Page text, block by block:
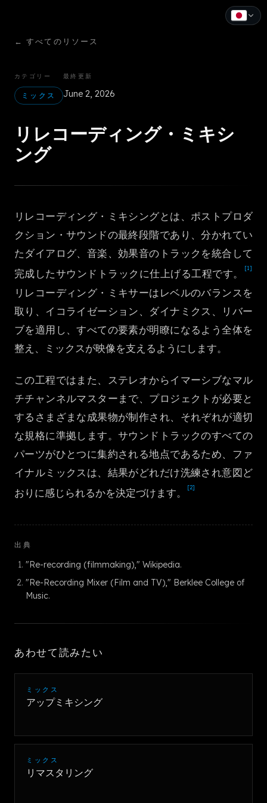
← すべてのリソース
カテゴリー
ミックス
最終更新
June 2, 2026
リレコーディング・ミキシ
ング
リレコーディング・ミキシングとは、ポストプロダ
クション・サウンドの最終段階であり、分かれてい
たダイアログ、音楽、効果音のトラックを統合して
完成したサウンドトラックに仕上げる工程です。
[1]
リレコーディング・ミキサーはレベルのバランスを
取り、イコライゼーション、ダイナミクス、リバー
ブを適用し、すべての要素が明瞭になるよう全体を
整え、ミックスが映像を支えるようにします。
この工程ではまた、ステレオからイマーシブなマル
チチャンネルマスターまで、プロジェクトが必要と
するさまざまな成果物が制作され、それぞれが適切
な規格に準拠します。サウンドトラックのすべての
パーツがひとつに集約される地点であるため、ファ
イナルミックスは、結果がどれだけ洗練され意図ど
おりに感じられるかを決定づけます。
[2]
出典
"Re-recording (filmmaking)," Wikipedia.
"Re-Recording Mixer (Film and TV)," Berklee College of
Music.
あわせて読みたい
ミックス
アップミキシング
ミックス
リマスタリング
中文
日本語
한국어